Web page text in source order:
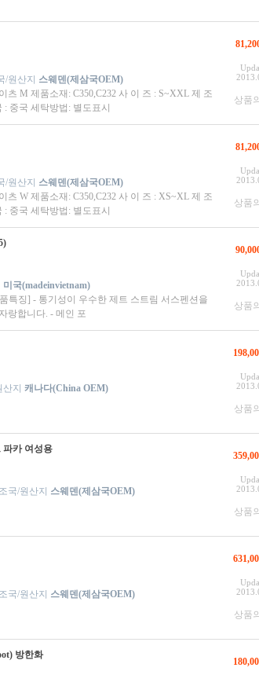
원산지 스웨덴(제삼국OEM)
츠 M 제품소재: C350,C232 사 이 즈 : S~XXL 제 조
중국 세탁방법: 별도표시
상품
원산지 스웨덴(제삼국OEM)
츠 W 제품소재: C350,C232 사 이 즈 : XS~XL 제 조
중국 세탁방법: 별도표시
상품
미국(madeinvietnam)
품특징] - 통기성이 우수한 제트 스트림 서스펜션을
랑합니다. - 메인 포
상품
지 캐나다(China OEM)
상품
파카 여성용
/원산지 스웨덴(제삼국OEM)
상품
/원산지 스웨덴(제삼국OEM)
상품
방한화